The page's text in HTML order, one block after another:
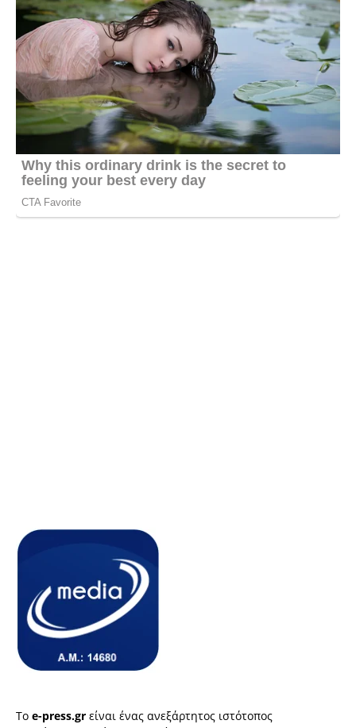
Το e-press.gr είναι ένας ανεξάρτητος ιστότοπος